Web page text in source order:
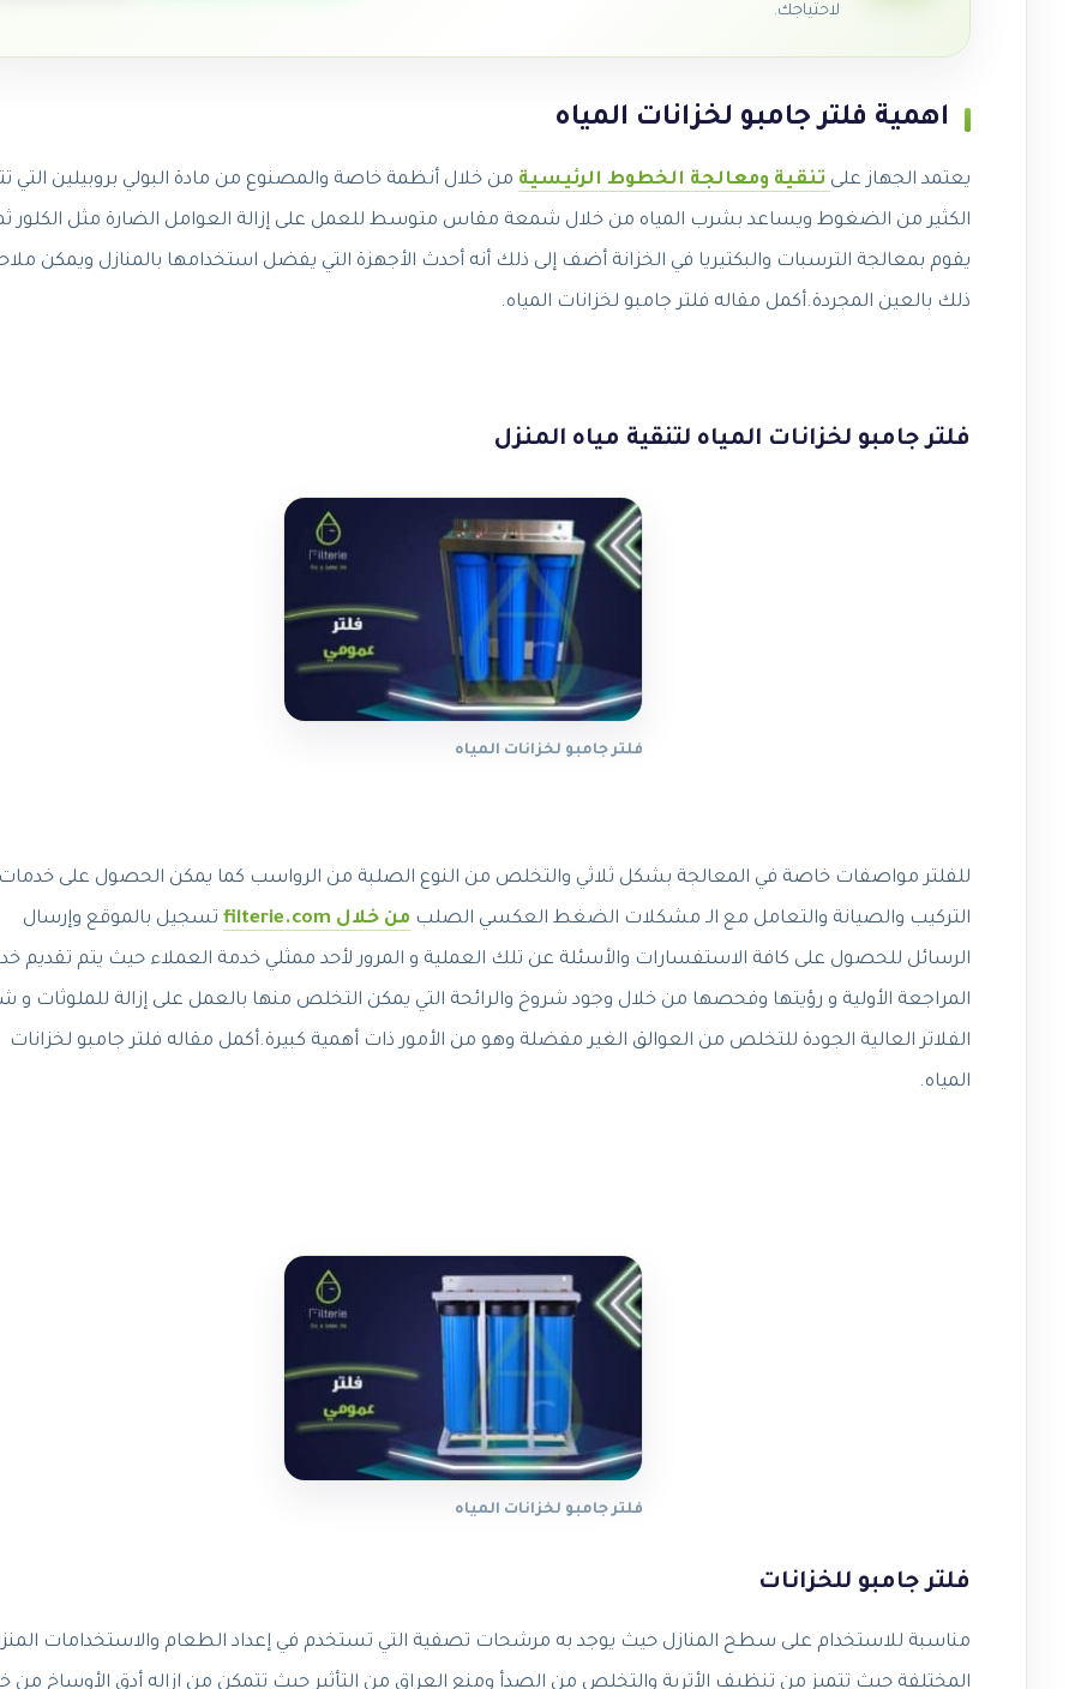
لاحتياجك.
اهمية فلتر جامبو لخزانات المياه
يعتمد الجهاز على تنقية ومعالجة الخطوط الرئيسية من خلال أنظمة خاصة والمصنوع من مادة البولي بروبيلين التي
الكثير من الضغوط ويساعد بشرب المياه من خلال شمعة مقاس متوسط للعمل على إزالة العوامل الضارة مثل الكلور
يقوم بمعالجة الترسبات والبكتيريا في الخزانة أضف إلى ذلك أنه أحدث الأجهزة التي يفضل استخدامها بالمنازل ويمكن
ذلك بالعين المجردة.أكمل مقاله فلتر جامبو لخزانات المياه.
فلتر جامبو لخزانات المياه لتنقية مياه المنزل
فلتر جامبو لخزانات المياه
للفلتر مواصفات خاصة في المعالجة بشكل ثلاثي والتخلص من النوع الصلبة من الرواسب كما يمكن الحصول على خدمات
التركيب والصيانة والتعامل مع الـ مشكلات الضغط العكسي الصلب من خلال filterie.com
تسجيل بالموقع وإرسال
الرسائل للحصول على كافة الاستفسارات والأسئلة عن تلك العملية و المرور لأحد ممثلي خدمة العملاء حيث يتم تقديم
المراجعة الأولية و رؤيتها وفحصها من خلال وجود شروخ والرائحة التي يمكن التخلص منها بالعمل على إزالة للملوثات و
الفلاتر العالية الجودة للتخلص من العوالق الغير مفضلة وهو من الأمور ذات أهمية كبيرة.أكمل مقاله فلتر جامبو لخزانات
المياه.
فلتر جامبو لخزانات المياه
فلتر جامبو للخزانات
مناسبة للاستخدام على سطح المنازل حيث يوجد به مرشحات تصفية التي تستخدم في إعداد الطعام والاستخدامات
المختلفة حيث تتميز من تنظيف الأتربة والتخلص من الصدأ ومنع العراق من التأثير حيث تتمكن من ازاله أدق الأوساخ من